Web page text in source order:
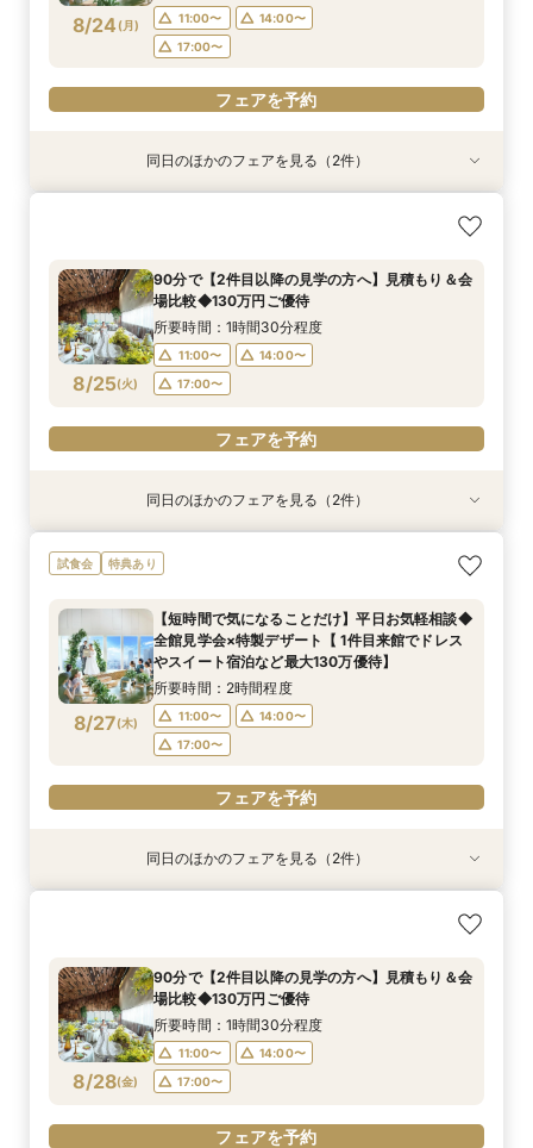
フェアを予約
フェアを予約
フェアを予約
8/24 (月) 11:00〜
14:00〜
17:00〜
フェアを予約
特典あり
8/24(月)
おもてなし◎【ご親族様中心の少人数ウェディン
10:00〜 14:00〜
フェアを予約
特典あり
8/24(月)
【マイナビ限定◆平日BIG】初めての見学にもお
すすめ◎ナチュラルな選べるチャペるで挙式体験
きる安心相談会
所要時間：3時間程度
フェアを予約
同日のほかのフェアを見る（2件）
8/25(火)
90分で【2件目以降の見学の方へ】見積もり＆会
場比較◆130万円ご優待
所要時間：1時間30分程度
11:00〜
14:00〜
17:00〜
フェアを予約
特典あり
8/25(火)
おもてなし◎【ご親族様中心の少人数ウェディン
グ】特選牛食べ比べフェア
10:00〜 14:00〜
フェアを予約
特典あり
8/25(火)
【マイナビ限定BIG】初めての見学にもおすすめ
◎ナチュラルな選べるチャペるで挙式体験×4万
安心相談会
所要時間：3時間程度
10:00〜 14:00〜
フェアを予約
同日のほかのフェアを見る（2件）
試食会 特典あり
8/27(木)
【短時間で気になることだけ】平日お気軽相談◆
全館見学会×特製デザート【 1件目来館でドレス
やスイート宿泊など最大130万優待】
所要時間：2時間程度
11:00〜
14:00〜
17:00〜
フェアを予約
特典あり
8/27(木)
おもてなし◎【ご親族様中心の少人数ウェディン
10:00〜 14:00〜
フェアを予約
特典あり
8/27(木)
【マイナビ限定◆平日BIG】初めての見学にもお
すすめ◎ナチュラルな選べるチャペるで挙式体験
きる安心相談会
所要時間：3時間程度
フェアを予約
同日のほかのフェアを見る（2件）
8/28(金)
90分で【2件目以降の見学の方へ】見積もり＆会
場比較◆130万円ご優待
所要時間：1時間30分程度
11:00〜
14:00〜
17:00〜
フェアを予約